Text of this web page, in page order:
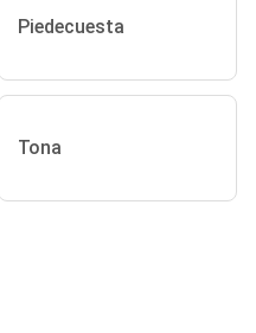
Piedecuesta
Tona